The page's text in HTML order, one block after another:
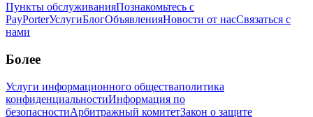
Пункты обслуживанияПознакомьтесь с
PayPorterУслугиБлогОбъявленияНовости от насСвязаться с
нами
Более
Услуги информационного обществаполитика
конфиденциальностиИнформация по
безопасностиАрбитражный комитетЗакон о защите